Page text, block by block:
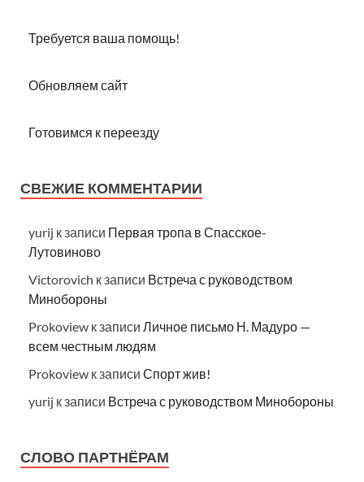
Требуется ваша помощь!
Обновляем сайт
Готовимся к переезду
СВЕЖИЕ КОММЕНТАРИИ
yurij к записи Первая тропа в Спасское-
Лутовиново
Victorovich к записи Встреча с руководством
Минобороны
Prokoview к записи Личное письмо Н. Мадуро —
всем честным людям
Prokoview к записи Спорт жив!
yurij к записи Встреча с руководством Минобороны
СЛОВО ПАРТНЁРАМ